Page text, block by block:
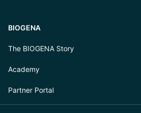
BIOGENA
The BIOGENA Story
Academy
Partner Portal